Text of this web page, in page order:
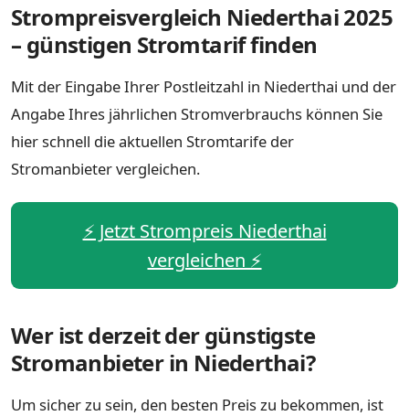
Strompreisvergleich Niederthai 2025
– günstigen Stromtarif finden
Mit der Eingabe Ihrer Postleitzahl in Niederthai und der
Angabe Ihres jährlichen Stromverbrauchs können Sie
hier schnell die aktuellen Stromtarife der
Stromanbieter vergleichen.
⚡️ Jetzt Strompreis Niederthai
vergleichen ⚡️
Wer ist derzeit der günstigste
Stromanbieter in Niederthai?
Um sicher zu sein, den besten Preis zu bekommen, ist